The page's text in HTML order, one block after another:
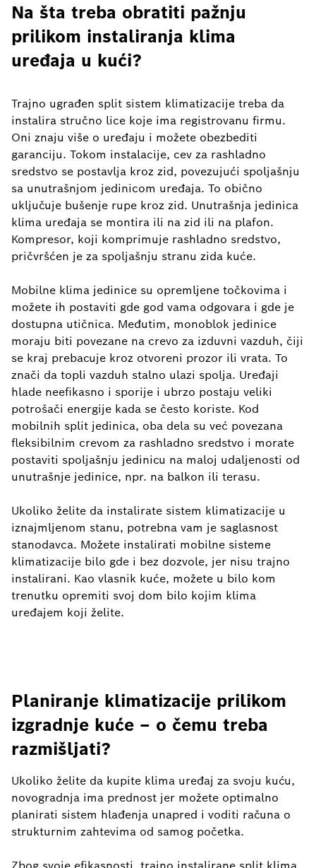
Na šta treba obratiti pažnju
prilikom instaliranja klima
uređaja u kući?
Trajno ugrađen split sistem klimatizacije treba da
instalira stručno lice koje ima registrovanu firmu.
Oni znaju više o uređaju i možete obezbediti
garanciju. Tokom instalacije, cev za rashladno
sredstvo se postavlja kroz zid, povezujući spoljašnju
sa unutrašnjom jedinicom uređaja. To obično
uključuje bušenje rupe kroz zid. Unutrašnja jedinica
klima uređaja se montira ili na zid ili na plafon.
Kompresor, koji komprimuje rashladno sredstvo,
pričvršćen je za spoljašnju stranu zida kuće.
Mobilne klima jedinice su opremljene točkovima i
možete ih postaviti gde god vama odgovara i gde je
dostupna utičnica. Međutim, monoblok jedinice
moraju biti povezane na crevo za izduvni vazduh, čiji
se kraj prebacuje kroz otvoreni prozor ili vrata. To
znači da topli vazduh stalno ulazi spolja. Uređaji
hlade neefikasno i sporije i ubrzo postaju veliki
potrošači energije kada se često koriste. Kod
mobilnih split jedinica, oba dela su već povezana
fleksibilnim crevom za rashladno sredstvo i morate
postaviti spoljašnju jedinicu na maloj udaljenosti od
unutrašnje jedinice, npr. na balkon ili terasu.
Ukoliko želite da instalirate sistem klimatizacije u
iznajmljenom stanu, potrebna vam je saglasnost
stanodavca. Možete instalirati mobilne sisteme
klimatizacije bilo gde i bez dozvole, jer nisu trajno
instalirani. Kao vlasnik kuće, možete u bilo kom
trenutku opremiti svoj dom bilo kojim klima
uređajem koji želite.
Planiranje klimatizacije prilikom
izgradnje kuće – o čemu treba
razmišljati?
Ukoliko želite da kupite klima uređaj za svoju kuću,
novogradnja ima prednost jer možete optimalno
planirati sistem hlađenja unapred i voditi računa o
strukturnim zahtevima od samog početka.